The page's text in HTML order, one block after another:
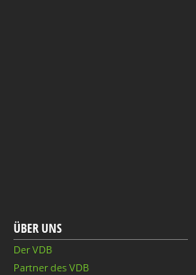
ÜBER UNS
Der VDB
Partner des VDB